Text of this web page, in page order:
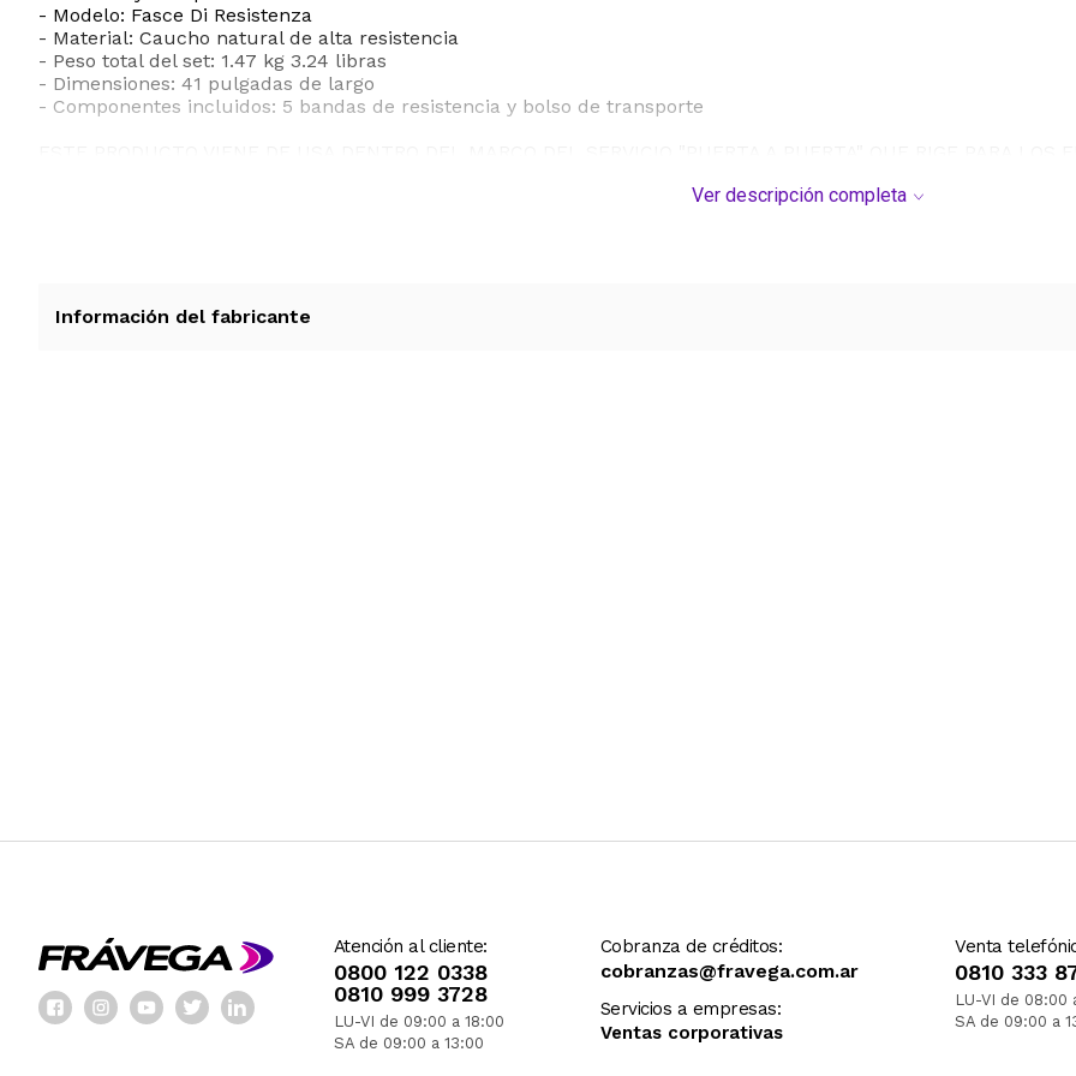
- Modelo: Fasce Di Resistenza
- Material: Caucho natural de alta resistencia
- Peso total del set: 1.47 kg 3.24 libras
- Dimensiones: 41 pulgadas de largo
- Componentes incluidos: 5 bandas de resistencia y bolso de transporte
RECIBIRA EL PRODUCTO ENTRE 10 Y 12 DIAS DESPUES DE SU COMPRA.Ver descripción completa
Información del fabricante
Atención al cliente:
0800 122 0338
0810 999 3728
LU-VI de 09:00 a 18:00
SA de 09:00 a 13:00
Cobranza de créditos:
cobranzas@fravega.com.ar
Servicios a empresas:
Ventas corporativas
Venta
0810 333
LU-VI de 08:00
SA de 09:00 a